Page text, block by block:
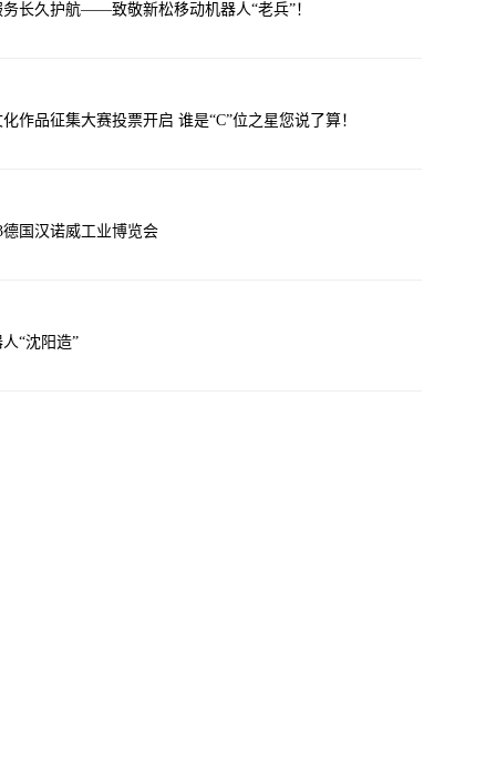
长久护航——致敬新松移动机器人“老兵”！
作品征集大赛投票开启 谁是“C”位之星您说了算！
国汉诺威工业博览会
“沈阳造”